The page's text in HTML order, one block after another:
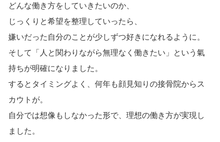
どんな働き方をしていきたいのか、
じっくりと希望を整理していったら、
嫌いだった自分のことが少しずつ好きになれるように。
そして「人と関わりながら無理なく働きたい」という氣
持ちが明確になりました。
するとタイミングよく、何年も顔見知りの接骨院からス
カウトが。
自分では想像もしなかった形で、理想の働き方が実現し
ました。